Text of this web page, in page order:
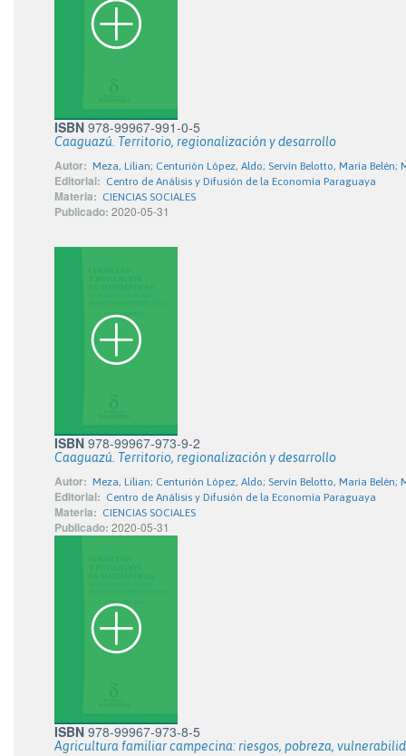
ISBN 978-99967-991-0-5
Caaguazú. Territorio, regionalización y desarrollo
Autor: Meza, Lilian; Centurión López, Aldo; Servín Belotto, María Belén;
Editorial: Centro de Análisis y Difusión de la Economía Paraguaya
Materia: CIENCIAS SOCIALES
Publicado: 2020-05-31
ISBN 978-99967-973-9-2
Caaguazú. Territorio, regionalización y desarrollo
Autor: Meza, Lilian; Centurión López, Aldo; Servín Belotto, María Belén;
Editorial: Centro de Análisis y Difusión de la Economía Paraguaya
Materia: CIENCIAS SOCIALES
Publicado: 2020-05-31
ISBN 978-99967-973-8-5
Agricultura familiar campecina: riesgos, pobreza,